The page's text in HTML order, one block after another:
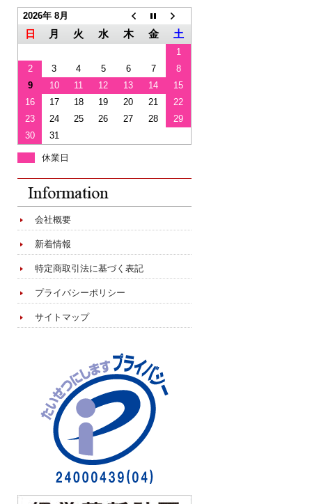
2026年 8月
日 月 火 水 木 金 土
1
2
3 4 5 6 7
8
9
10 11 12 13 14
15
16
17 18 19 20 21
22
23
24 25 26 27 28
29
30
31
休業日
会社概要
新着情報
特定商取引法に基づく表記
プライバシーポリシー
サイトマップ